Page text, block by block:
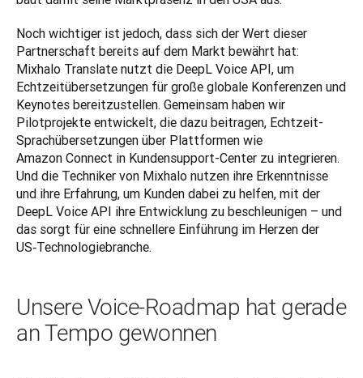
Noch wichtiger ist jedoch, dass sich der Wert dieser
Partnerschaft bereits auf dem Markt bewährt hat:
Mixhalo Translate nutzt die DeepL Voice API, um
Echtzeitübersetzungen für große globale Konferenzen und
Keynotes bereitzustellen. Gemeinsam haben wir
Pilotprojekte entwickelt, die dazu beitragen, Echtzeit-
Sprachübersetzungen über Plattformen wie
Amazon Connect in Kundensupport-Center zu integrieren.
Und die Techniker von Mixhalo nutzen ihre Erkenntnisse
und ihre Erfahrung, um Kunden dabei zu helfen, mit der
DeepL Voice API ihre Entwicklung zu beschleunigen – und
das sorgt für eine schnellere Einführung im Herzen der
US‑Technologiebranche.
Unsere Voice-Roadmap hat gerade
an Tempo gewonnen